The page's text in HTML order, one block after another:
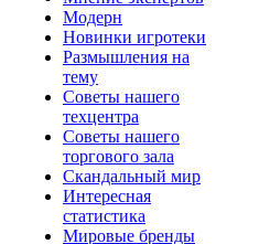
Модерн
Новинки игротеки
Размышления на
тему
Советы нашего
техцентра
Советы нашего
торгового зала
Скандальный мир
Интересная
статистика
Мировые бренды